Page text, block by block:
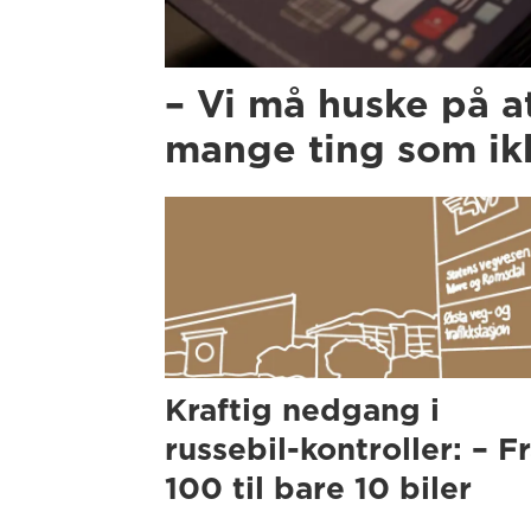
– Vi må huske på
mange ting som
Kraftig nedgang i
russebil-kontroller: –
100 til bare 10 biler